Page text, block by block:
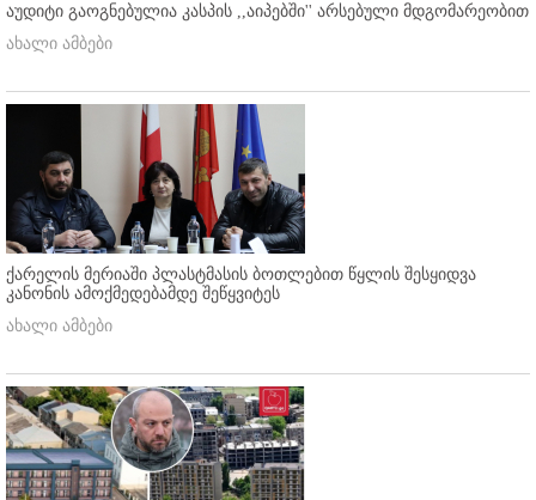
აუდიტი გაოგნებულია კასპის ,,აიპებში'' არსებული მდგომარეობით
ახალი ამბები
ქარელის მერიაში პლასტმასის ბოთლებით წყლის შესყიდვა
კანონის ამოქმედებამდე შეწყვიტეს
ახალი ამბები